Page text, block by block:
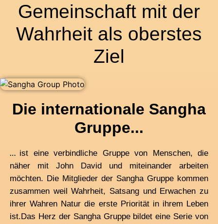
Gemeinschaft mit der
Wahrheit als oberstes
Ziel
Die internationale Sangha
Gruppe...
… ist eine verbindliche Gruppe von Menschen, die
näher mit John David und miteinander arbeiten
möchten. Die Mitglieder der Sangha Gruppe kommen
zusammen weil Wahrheit, Satsang und Erwachen zu
ihrer Wahren Natur die erste Priorität in ihrem Leben
ist.Das Herz der Sangha Gruppe bildet eine Serie von